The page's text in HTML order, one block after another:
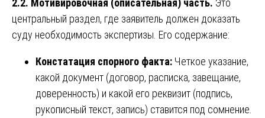
2.2. Мотивировочная (описательная) часть. Это
центральный раздел, где заявитель должен доказать
суду необходимость экспертизы. Его содержание:
Констатация спорного факта: Четкое указание,
какой документ (договор, расписка, завещание,
доверенность) и какой его реквизит (подпись,
рукописный текст, запись) ставится под сомнение.